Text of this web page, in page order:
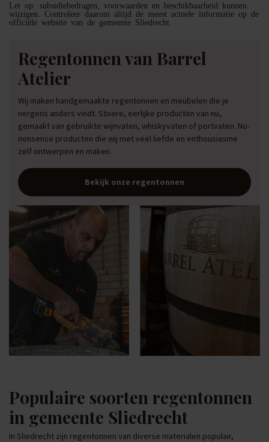
Let op: subsidiebedragen, voorwaarden en beschikbaarheid kunnen
wijzigen. Controleer daarom altijd de meest actuele informatie op de
officiële website van de gemeente Sliedrecht.
Regentonnen van Barrel
Atelier
Wij maken handgemaakte regentonnen en meubelen die je
nergens anders vindt. Stoere, eerlijke producten van nu,
gemaakt van gebruikte wijnvaten, whiskyvaten of portvaten. No-
nonsense producten die wij met veel liefde en enthousiasme
zelf ontwerpen en maken.
Bekijk onze regentonnen
Populaire soorten regentonnen
in gemeente Sliedrecht
In Sliedrecht zijn regentonnen van diverse materialen populair,